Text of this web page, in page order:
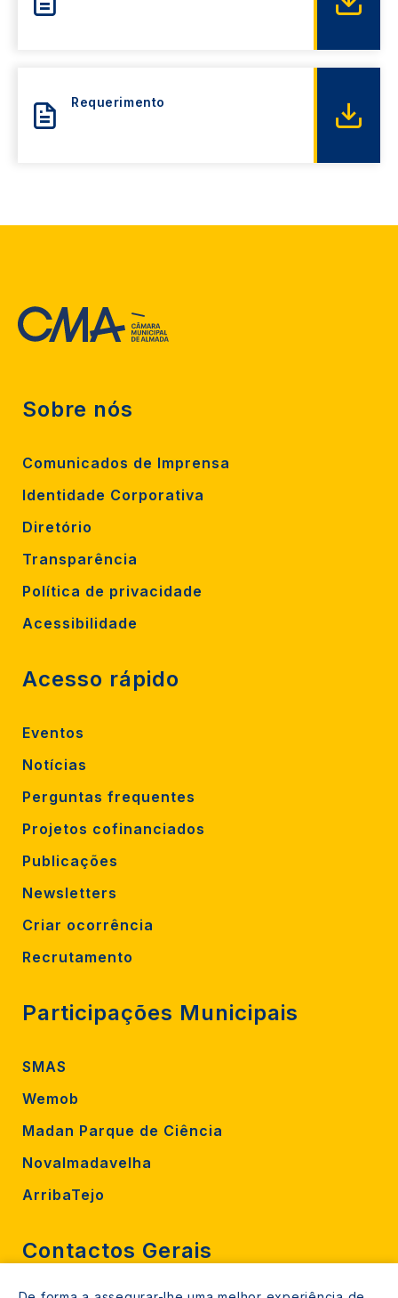
Requerimento
Sobre nós
Comunicados de Imprensa
Identidade Corporativa
Diretório
Transparência
Política de privacidade
Acessibilidade
Acesso rápido
Eventos
Notícias
Perguntas frequentes
Projetos cofinanciados
Publicações
Newsletters
Criar ocorrência
Recrutamento
Participações Municipais
SMAS
Wemob
Madan Parque de Ciência
Novalmadavelha
ArribaTejo
Contactos Gerais